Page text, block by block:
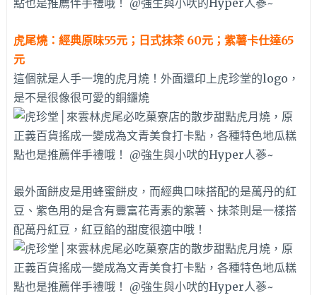
虎尾燒：經典原味55元；日式抹茶 60元；紫薯卡仕達65
元
這個就是人手一塊的虎月燒！外面還印上虎珍堂的logo，
是不是很像很可愛的銅鑼燒
最外面餅皮是用蜂蜜餅皮，而經典口味搭配的是萬丹的紅
豆、紫色用的是含有豐富花青素的紫薯、抹茶則是一樣搭
配萬丹紅豆，紅豆餡的甜度很適中哦！